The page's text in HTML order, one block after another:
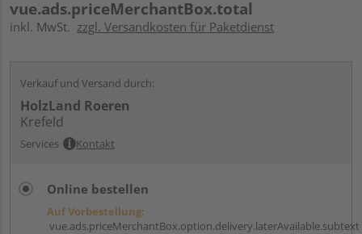
vue.ads.priceMerchantBox.total
inkl. MwSt. zzgl. Versandkosten für Paketdienst
Verkauf und Versand durch:
HolzLand Roeren
Krefeld
Services Kontakt
Online bestellen
Auf Vorbestellung:
vue.ads.priceMerchantBox.option.delivery.laterAvailable.subtext